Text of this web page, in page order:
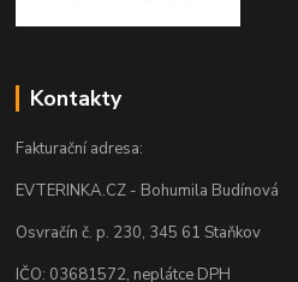
Kontakty
Fakturační adresa:
EVTERINKA.CZ - Bohumila Budínová
Osvračín č. p. 230, 345 61 Staňkov
IČO: 03681572, neplátce DPH